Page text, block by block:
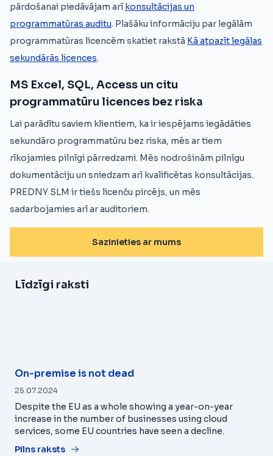
pārdošanai piedāvājam arī konsultācijas un
programmatūras auditu. Plašāku informāciju par legālām
programmatūras licencēm skatiet rakstā Kā atpazīt legālas
sekundārās licences.
MS Excel, SQL, Access un citu
programmatūru licences bez riska
Lai parādītu saviem klientiem, ka ir iespējams iegādāties
sekundāro programmatūru bez riska, mēs ar tiem
rīkojamies pilnīgi pārredzami. Mēs nodrošinām pilnīgu
dokumentāciju un sniedzam arī kvalificētas konsultācijas.
PREDNY SLM ir tiešs licenču pircējs, un mēs
sadarbojamies arī ar auditoriem.
Sazinieties ar mums
Līdzīgi raksti
On-premise is not dead
25.07.2024
Despite the EU as a whole showing a year-on-year
increase in the number of businesses using cloud
services, some EU countries have seen a decline.
Pilns raksts